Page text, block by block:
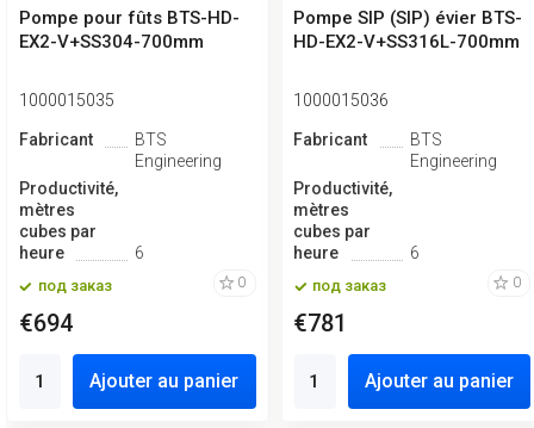
Pompe pour fûts BTS-HD-
EX2-V+SS304-700mm
1000015035
Fabricant
BTS
Engineering
Productivité,
mètres
cubes par
heure
6
под заказ 0
€694
Ajouter au panier
Pompe SIP (SIP) évier BTS-
HD-EX2-V+SS316L-700mm
1000015036
Fabricant
BTS
Engineering
Productivité,
mètres
cubes par
heure
6
под заказ 0
€781
Ajouter au panier